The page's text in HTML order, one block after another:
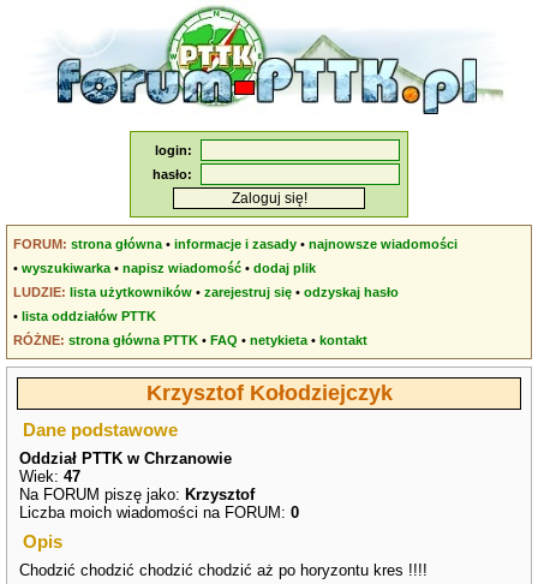
login:
hasło:
FORUM: strona główna •informacje i zasady •najnowsze wiadomości
•wyszukiwarka •napisz wiadomość •dodaj plik
LUDZIE: lista użytkowników •zarejestruj się •odzyskaj hasło
•lista oddziałów PTTK
RÓŻNE: strona główna PTTK •FAQ •netykieta •kontakt
Krzysztof Kołodziejczyk
Dane podstawowe
Oddział PTTK w Chrzanowie
Wiek:47
Na FORUM piszę jako: Krzysztof
Liczba moich wiadomości na FORUM:0
Opis
Chodzić chodzić chodzić chodzić aż po horyzontu kres !!!!